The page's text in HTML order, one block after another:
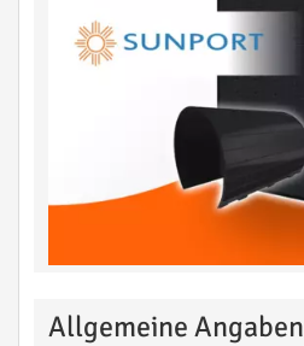
Allgemeine Angaben